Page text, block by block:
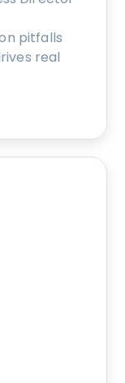
pitfalls
real